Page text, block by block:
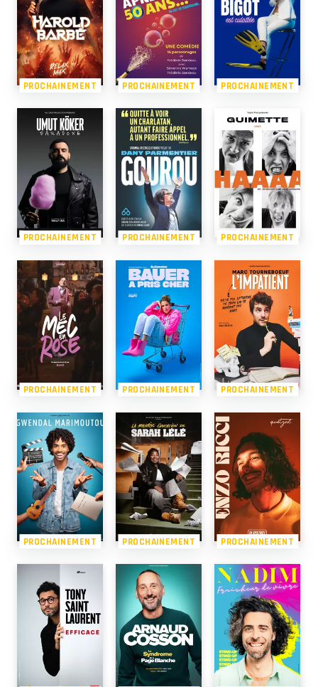
PROCHAINEMENT PROCHAINEMENT PROCHAINEMENT
PROCHAINEMENT PROCHAINEMENT PROCHAINEMENT
PROCHAINEMENT PROCHAINEMENT PROCHAINEMENT
PROCHAINEMENT PROCHAINEMENT PROCHAINEMENT